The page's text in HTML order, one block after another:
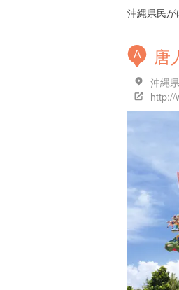
沖縄県民が
A 唐
沖縄